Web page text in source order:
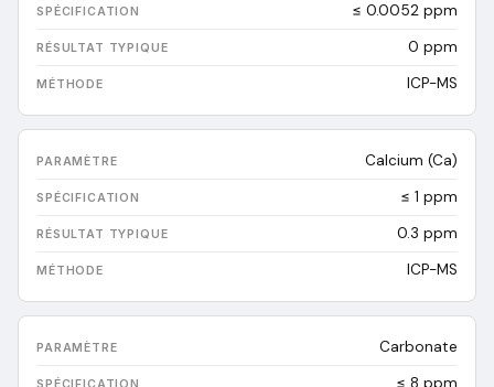
≤ 0.0052 ppm
0 ppm
ICP-MS
Calcium (Ca)
≤ 1 ppm
0.3 ppm
ICP-MS
Carbonate
≤ 8 ppm